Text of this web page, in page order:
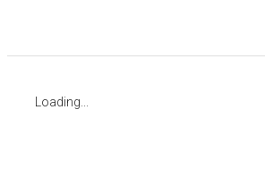
Loading...